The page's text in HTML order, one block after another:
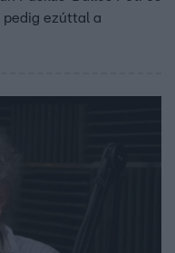
pedig ezúttal a